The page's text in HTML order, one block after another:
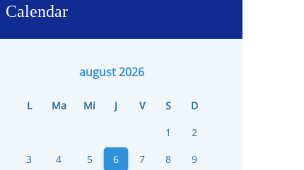
Calendar
august 2026
L Ma Mi J V S
D
1
2
3
4 5 6 7 8
9